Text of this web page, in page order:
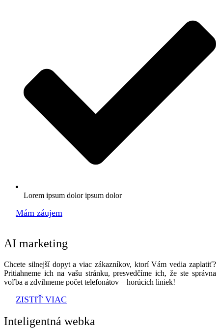
Lorem ipsum dolor ipsum dolor
Mám záujem
AI marketing
Chcete silnejší dopyt a viac zákazníkov, ktorí Vám vedia zaplatiť?
Pritiahneme ich na vašu stránku, presvedčíme ich, že ste správna
voľba a zdvihneme počet telefonátov – horúcich liniek!
ZISTIŤ VIAC
Inteligentná webka